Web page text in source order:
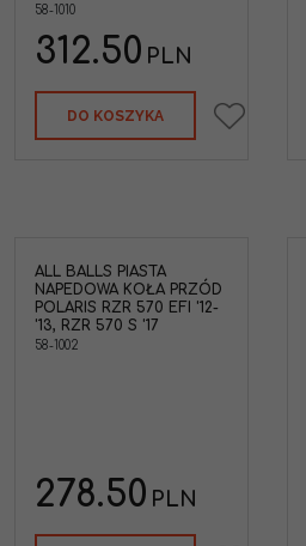
58-1010
312.50 PLN
DO KOSZYKA
ALL BALLS PIASTA
NAPEDOWA KOŁA PRZÓD
POLARIS RZR 570 EFI '12-
'13, RZR 570 S '17
58-1002
278.50 PLN